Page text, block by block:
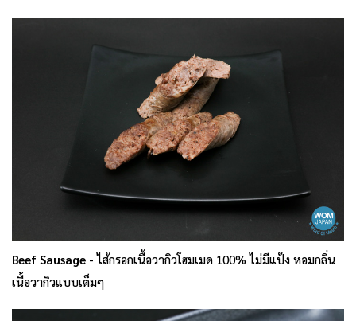
Beef Sausage - ไส้กรอกเนื้อวากิวโฮมเมด 100% ไม่มีแป้ง หอมกลิ่น
เนื้อวากิวแบบเต็มๆ